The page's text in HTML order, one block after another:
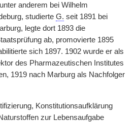
anderem bei Wilhelm
studierte G. seit 1891 bei
legte dort 1893 die
ab, promovierte 1895
sich 1897. 1902 wurde er als
des Pharmazeutischen Institutes
1919 nach Marburg als Nachfolger
Konstitutionsaufklärung
zur Lebensaufgabe